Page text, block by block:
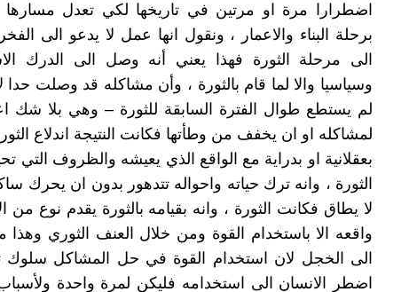
اضطرارا مرة او مرتين في تاريخها لكي تعدل مسارها
برحلة البناء والاعمار ، ونقول انها عمل لا يدعو الى
الى مرحلة الثورة فهذا يعني أنه وصل الى الدرك
وسياسيا والا لما قام بالثورة ، وأن مشاكله قد وصلت حدا لا
لم يستطع طوال الفترة السابقة للثورة – وهي بلا شك
لمشاكله او ان يخفف من وطأتها فكانت النتيجة اندلاع
بعقلانية او بدراية مع الواقع الذي يعيشه والظروف التي
الثورة ، وانه ترك حياته واحواله تتدهور بدون ان يحرك
لا يطاق فكانت الثورة ، وانه بقيامه بالثورة يقدم نوع من
واقعه الا باستخدام القوة ومن خلال العنف الثوري وهذا
الى الخجل لان استخدام القوة في حل المشاكل سلوك
اضطر الانسان الى استخدامه فليكن لمرة واحدة